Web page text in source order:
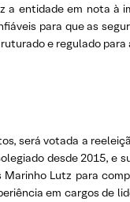
entidade em nota à
para que as
e regulado para
será votada a
desde 2015, e
Lutz para
em cargos de